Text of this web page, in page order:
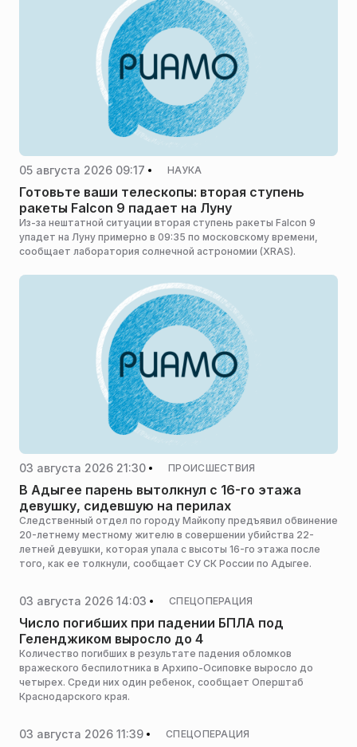
05 августа 2026 09:17 НАУКА
Готовьте ваши телескопы: вторая ступень
ракеты Falcon 9 падает на Луну
Из-за нештатной ситуации вторая ступень ракеты Falcon 9
упадет на Луну примерно в 09:35 по московскому времени,
сообщает лаборатория солнечной астрономии (XRAS).
03 августа 2026 21:30 ПРОИСШЕСТВИЯ
В Адыгее парень вытолкнул с 16-го этажа
девушку, сидевшую на перилах
Следственный отдел по городу Майкопу предъявил обвинение
20-летнему местному жителю в совершении убийства 22-
летней девушки, которая упала с высоты 16-го этажа после
того, как ее толкнули, сообщает СУ СК России по Адыгее.
03 августа 2026 14:03 СПЕЦОПЕРАЦИЯ
Число погибших при падении БПЛА под
Геленджиком выросло до 4
Количество погибших в результате падения обломков
вражеского беспилотника в Архипо-Осиповке выросло до
четырех. Среди них один ребенок, сообщает Оперштаб
Краснодарского края.
03 августа 2026 11:39 СПЕЦОПЕРАЦИЯ